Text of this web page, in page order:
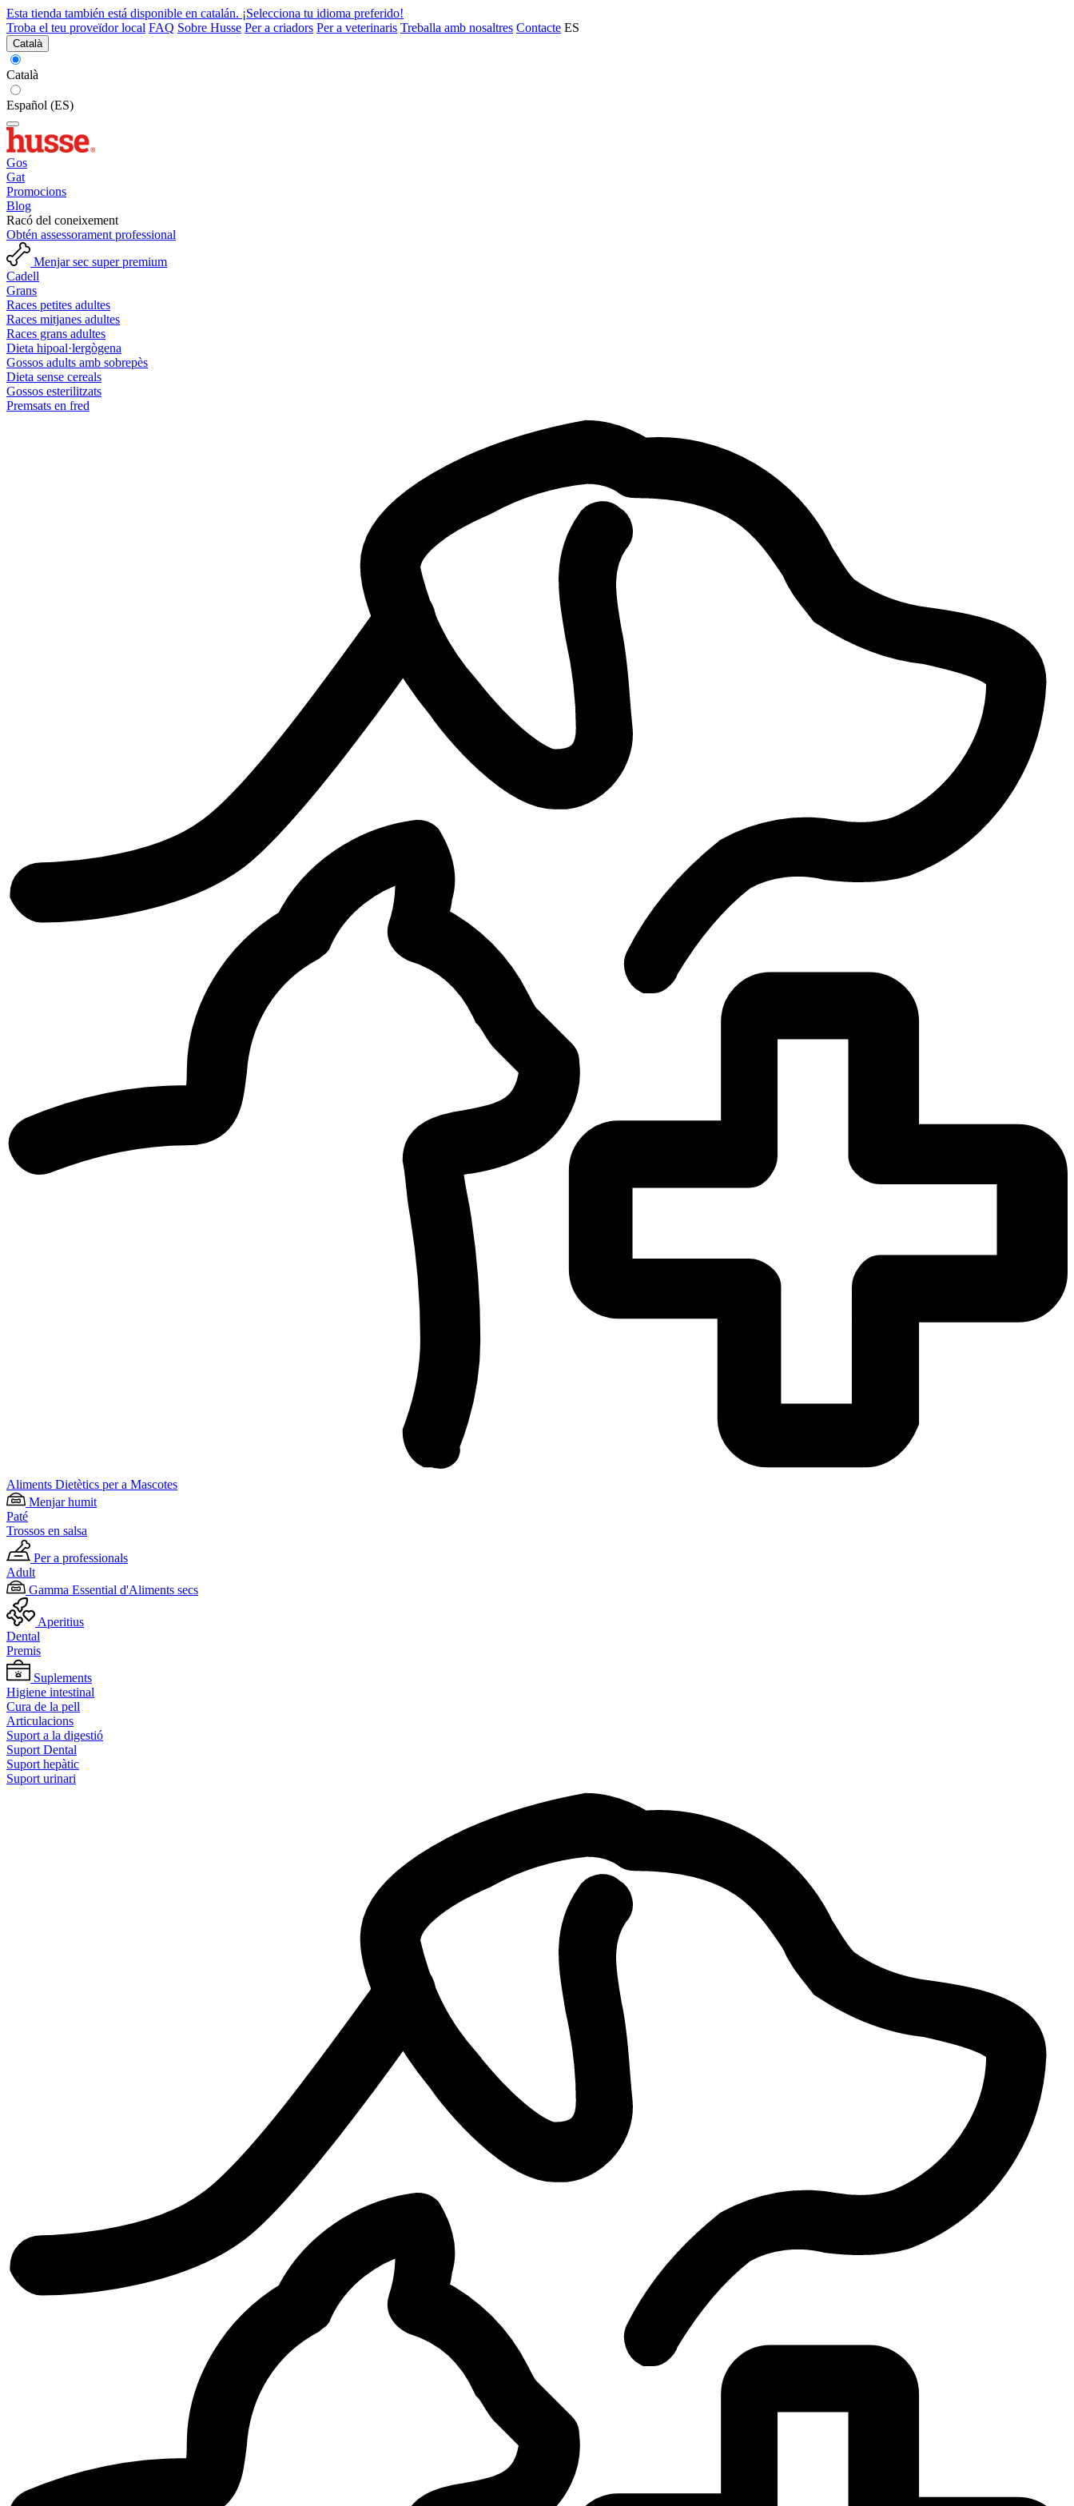
Esta tienda también está disponible en catalán. ¡Selecciona tu idioma preferido!
Troba el teu proveïdor local FAQ Sobre Husse Per a criadors Per a veterinaris Treballa amb nosaltres Contacte ES
Català
Català
Español (ES)
Gos
Gat
Promocions
Blog
Racó del coneixement
Obtén assessorament professional
Menjar sec super premium
Cadell
Grans
Races petites adultes
Races mitjanes adultes
Races grans adultes
Dieta hipoal·lergògena
Gossos adults amb sobrepès
Dieta sense cereals
Gossos esterilitzats
Premsats en fred
Aliments Dietètics per a Mascotes
Menjar humit
Paté
Trossos en salsa
Per a professionals
Adult
Gamma Essential d'Aliments secs
Aperitius
Dental
Premis
Suplements
Higiene intestinal
Cura de la pell
Articulacions
Suport a la digestió
Suport Dental
Suport hepàtic
Suport urinari